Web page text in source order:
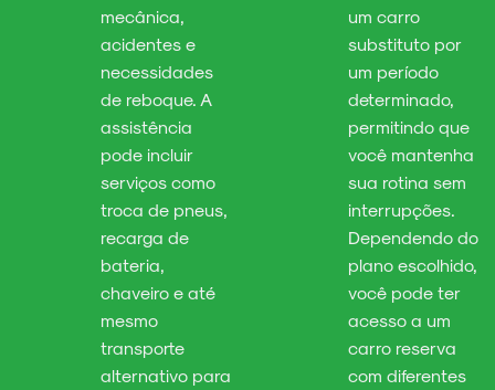
mecânica,
acidentes e
necessidades
de reboque. A
assistência
pode incluir
serviços como
troca de pneus,
recarga de
bateria,
chaveiro e até
mesmo
transporte
alternativo para
um carro
substituto por
um período
determinado,
permitindo que
você mantenha
sua rotina sem
interrupções.
Dependendo do
plano escolhido,
você pode ter
acesso a um
carro reserva
com diferentes